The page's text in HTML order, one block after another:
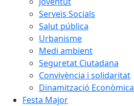
Serveis Socials
Salut pública
Urbanisme
Medi ambient
Seguretat Ciutadana
Convivència i solidaritat
Dinamització Econòmica
Festa Major